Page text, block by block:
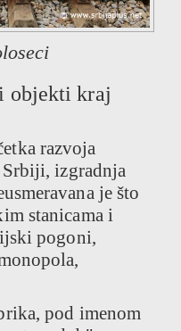
objekti kraj
razvoja
Srbiji, izgradnja
je što
stanicama i
pogoni,
pod imenom